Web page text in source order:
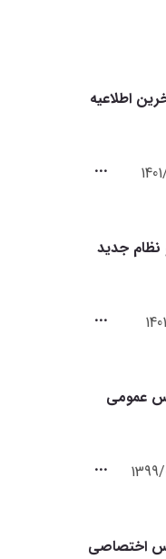
اطلاعیه
نظام جدید
عمومی
اختصاصی